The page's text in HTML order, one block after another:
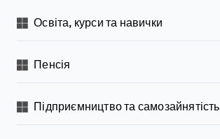
Освіта, курси та навички
Пенсія
Підприємництво та самозайнятість